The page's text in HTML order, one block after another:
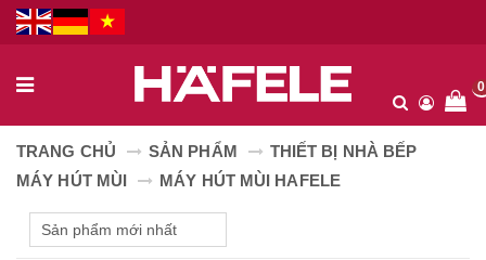
0
TRANG CHỦ SẢN PHẨM
THIẾT BỊ NHÀ BẾP
MÁY HÚT MÙI
MÁY HÚT MÙI HAFELE